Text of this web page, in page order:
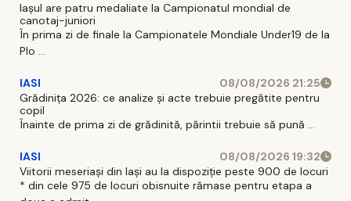
Iaşul are patru medaliate la Campionatul mondial de
canotaj-juniori
În prima zi de finale la Campionatele Mondiale Under19 de la
Plo ...
IASI
08/08/2026 21:25
Grădinița 2026: ce analize și acte trebuie pregătite pentru
copil
Înainte de prima zi de grădinită, părintii trebuie să pună ...
IASI
08/08/2026 19:32
Viitorii meseriași din Iași au la dispoziție peste 900 de locuri
* din cele 975 de locuri obisnuite rămase pentru etapa a